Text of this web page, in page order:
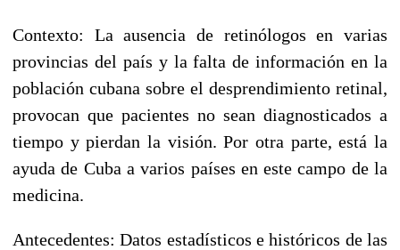
Contexto: La ausencia de retinólogos en varias
provincias del país y la falta de información en la
población cubana sobre el desprendimiento retinal,
provocan que pacientes no sean diagnosticados a
tiempo y pierdan la visión. Por otra parte, está la
ayuda de Cuba a varios países en este campo de la
medicina.
Antecedentes: Datos estadísticos e históricos de las